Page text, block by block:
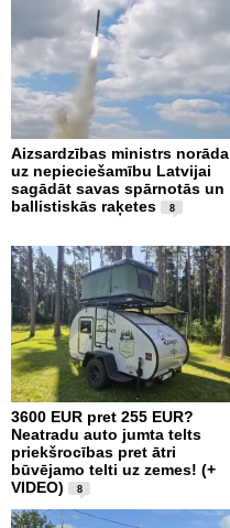
Aizsardzības ministrs norāda
uz nepieciešamību Latvijai
sagādāt savas spārnotās un
ballistiskās raķetes
8
3600 EUR pret 255 EUR?
Neatradu auto jumta telts
priekšrocības pret ātri
būvējamo telti uz zemes! (+
VIDEO)
8